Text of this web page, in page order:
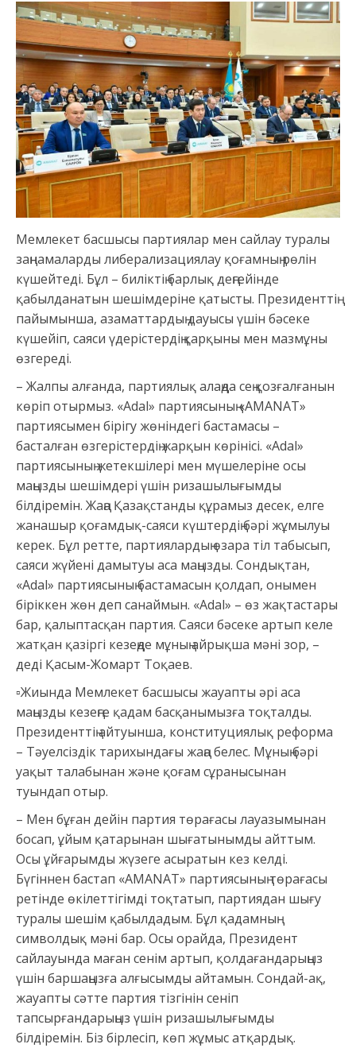
Мемлекет басшысы партиялар мен сайлау туралы
заңнамаларды либерализациялау қоғамның рөлін
күшейтеді. Бұл – биліктің барлық деңгейінде
қабылданатын шешімдеріне қатысты. Президенттің
пайымынша, азаматтардың дауысы үшін бәсеке
күшейіп, саяси үдерістердің қарқыны мен мазмұны
өзгереді.
– Жалпы алғанда, партиялық алаңда сең қозғалғанын
көріп отырмыз. «Adal» партиясының «АMANAT»
партиясымен бірігу жөніндегі бастамасы –
басталған өзгерістердің жарқын көрінісі. «Adal»
партиясының жетекшілері мен мүшелеріне осы
маңызды шешімдері үшін ризашылығымды
білдіремін. Жаңа Қазақстанды құрамыз десек, елге
жанашыр қоғамдық-саяси күштердің бәрі жұмылуы
керек. Бұл ретте, партиялардың өзара тіл табысып,
саяси жүйені дамытуы аса маңызды. Сондықтан,
«Adal» партиясының бастамасын қолдап, онымен
біріккен жөн деп санаймын. «Adal» – өз жақтастары
бар, қалыптасқан партия. Саяси бәсеке артып келе
жатқан қазіргі кезеңде мұның айрықша мәні зор, –
деді Қасым-Жомарт Тоқаев.
▫Жиында Мемлекет басшысы жауапты әрі аса
маңызды кезеңге қадам басқанымызға тоқталды.
Президенттің айтуынша, конституциялық реформа
– Тәуелсіздік тарихындағы жаңа белес. Мұның бәрі
уақыт талабынан және қоғам сұранысынан
туындап отыр.
– Мен бұған дейін партия төрағасы лауазымынан
босап, ұйым қатарынан шығатынымды айттым.
Осы ұйғарымды жүзеге асыратын кез келді.
Бүгіннен бастап «AMANAT» партиясының төрағасы
ретінде өкілеттігімді тоқтатып, партиядан шығу
туралы шешім қабылдадым. Бұл қадамның
символдық мәні бар. Осы орайда, Президент
сайлауында маған сенім артып, қолдағандарыңыз
үшін баршаңызға алғысымды айтамын. Сондай-ақ,
жауапты сәтте партия тізгінін сеніп
тапсырғандарыңыз үшін ризашылығымды
білдіремін. Біз бірлесіп, көп жұмыс атқардық.